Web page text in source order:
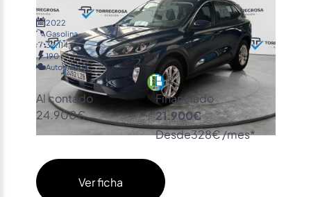
2022
Gasolina
32.114
190
Automática
Al contado
24.900€
Financiado
21.900€
Desde328€ /mes*
Ver ficha